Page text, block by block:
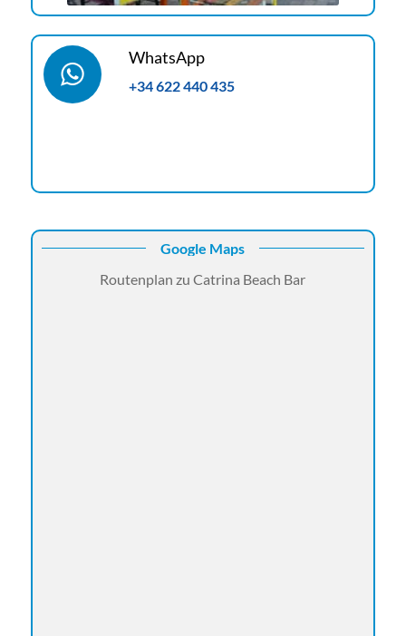
WhatsApp
+34 622 440 435
Google Maps
Routenplan zu Catrina Beach Bar